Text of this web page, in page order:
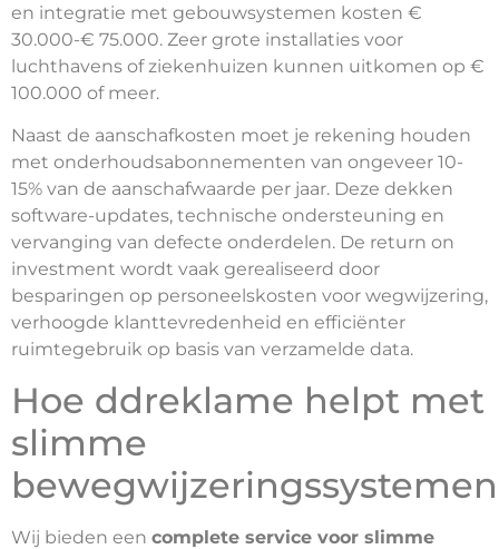
en integratie met gebouwsystemen kosten €
30.000-€ 75.000. Zeer grote installaties voor
luchthavens of ziekenhuizen kunnen uitkomen op €
100.000 of meer.
Naast de aanschafkosten moet je rekening houden
met onderhoudsabonnementen van ongeveer 10-
15% van de aanschafwaarde per jaar. Deze dekken
software-updates, technische ondersteuning en
vervanging van defecte onderdelen. De return on
investment wordt vaak gerealiseerd door
besparingen op personeelskosten voor wegwijzering,
verhoogde klanttevredenheid en efficiënter
ruimtegebruik op basis van verzamelde data.
Hoe ddreklame helpt met
slimme
bewegwijzeringssystemen
Wij bieden een complete service voor slimme